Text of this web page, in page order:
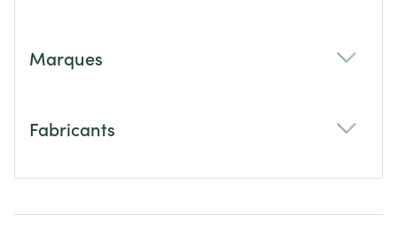
Marques
Fabricants